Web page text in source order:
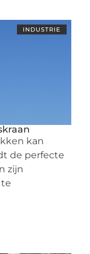
INDUSTRIE
kan
de perfecte
zijn